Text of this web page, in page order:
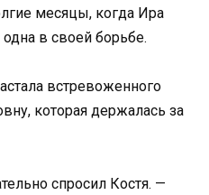
месяцы, когда Ира
одна в своей борьбе.
встревоженного
которая держалась за
спросил Костя. —